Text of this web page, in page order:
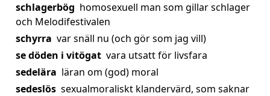
schlagerbög homosexuell man som gillar schlager
och Melodifestivalen
schyrra var snäll nu (och gör som jag vill)
se döden i vitögat vara utsatt för livsfara
sedelära läran om (god) moral
sedeslös sexualmoraliskt klandervärd, som saknar